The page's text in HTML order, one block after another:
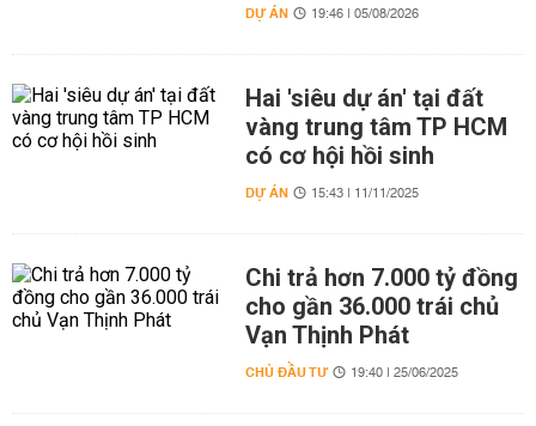
DỰ ÁN 19:46 | 05/08/2026
Hai 'siêu dự án' tại đất
vàng trung tâm TP HCM
có cơ hội hồi sinh
DỰ ÁN 15:43 | 11/11/2025
Chi trả hơn 7.000 tỷ đồng
cho gần 36.000 trái chủ
Vạn Thịnh Phát
CHỦ ĐẦU TƯ 19:40 | 25/06/2025